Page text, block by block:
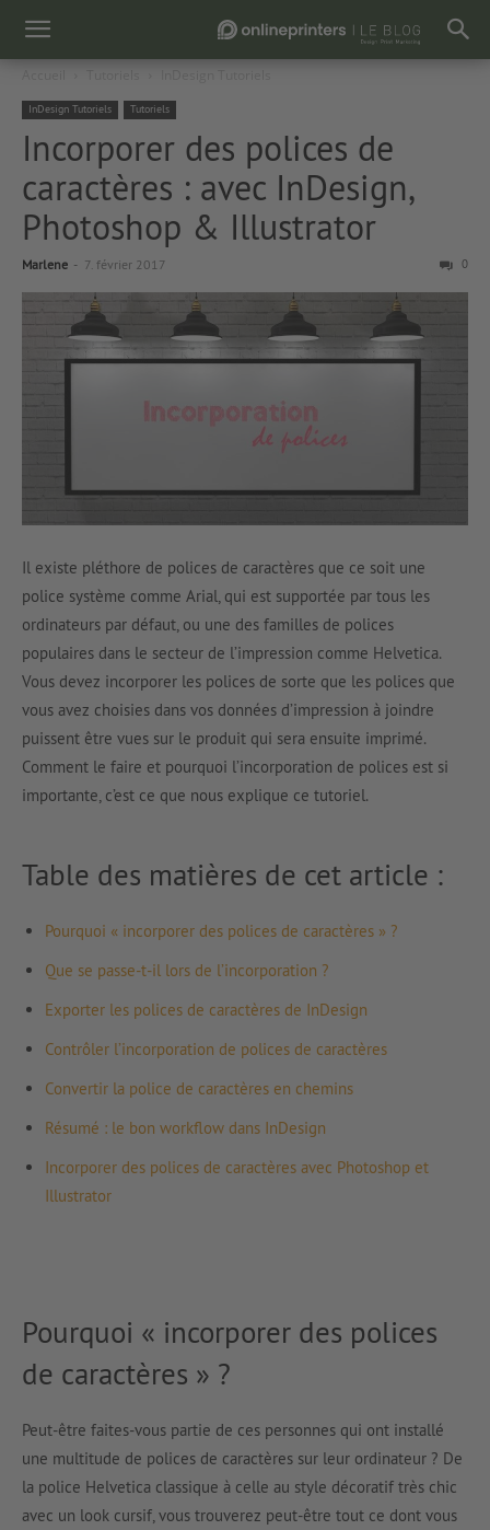
InDesign Tutoriels Tutoriels
Incorporer des polices de
caractères : avec InDesign,
Photoshop & Illustrator
Marlene - 7. février 2017 0
Il existe pléthore de polices de caractères que ce soit une
police système comme Arial, qui est supportée par tous les
ordinateurs par défaut, ou une des familles de polices
populaires dans le secteur de l’impression comme Helvetica.
Vous devez incorporer les polices de sorte que les polices que
vous avez choisies dans vos données d’impression à joindre
puissent être vues sur le produit qui sera ensuite imprimé.
Comment le faire et pourquoi l’incorporation de polices est si
importante, c’est ce que nous explique ce tutoriel.
Table des matières de cet article :
Pourquoi « incorporer des polices de caractères » ?
Que se passe-t-il lors de l’incorporation ?
Exporter les polices de caractères de InDesign
Contrôler l’incorporation de polices de caractères
Convertir la police de caractères en chemins
Résumé : le bon workflow dans InDesign
Incorporer des polices de caractères avec Photoshop et
Illustrator
Pourquoi « incorporer des polices
de caractères » ?
Peut-être faites-vous partie de ces personnes qui ont installé
une multitude de polices de caractères sur leur ordinateur ? De
la police Helvetica classique à celle au style décoratif très chic
avec un look cursif, vous trouverez peut-être tout ce dont vous